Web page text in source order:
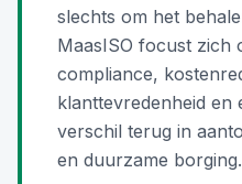
slechts om het
MaasISO focust zich
compliance,
klanttevredenheid en
verschil terug in
en duurzame borging.